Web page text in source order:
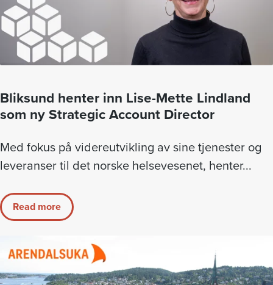
Bliksund henter inn Lise-Mette Lindland
som ny Strategic Account Director
Med fokus på videreutvikling av sine tjenester og
leveranser til det norske helsevesenet, henter...
Read more